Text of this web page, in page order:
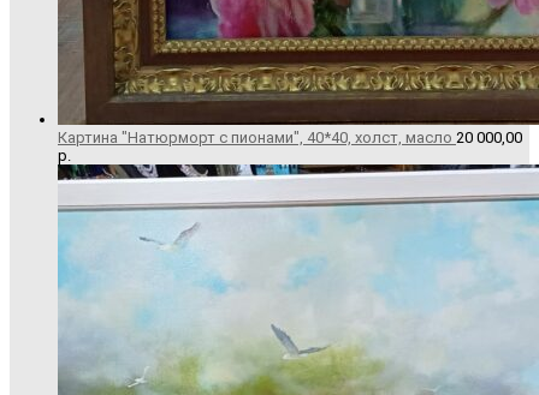
Картина "Натюрморт с пионами", 40*40, холст, масло 20 000,00
р.